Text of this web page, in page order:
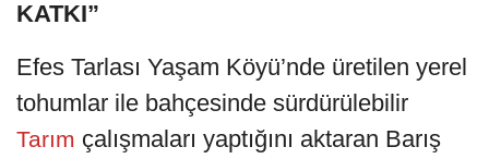
KATKI”
Efes Tarlası Yaşam Köyü’nde üretilen yerel
tohumlar ile bahçesinde sürdürülebilir
Tarım çalışmaları yaptığını aktaran Barış